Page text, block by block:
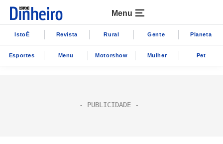
Menu
IstoÉ Revista Rural Gente Planeta
Esportes Menu Motorshow Mulher Pet